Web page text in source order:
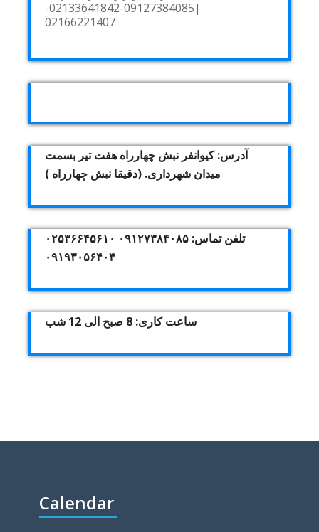
|09127384085-02133641842-
02166221407
آدرس: کیوانفر نبش چهارراه هفت تیر بسمت
میدان شهرداری. (دقیقا نبش چهارراه )
تلفن تماس: ۰۹۱۲۷۳۸۴۰۸۵ ۰۲۵۳۶۶۴۵۶۱۰
۰۹۱۹۳۰۵۶۴۰۴
ساعت کاری: 8 صبح الی 12 شب
Calendar